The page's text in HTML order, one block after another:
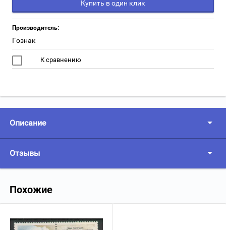
Купить в один клик
Производитель:
Гознак
К сравнению
Описание
Отзывы
Похожие